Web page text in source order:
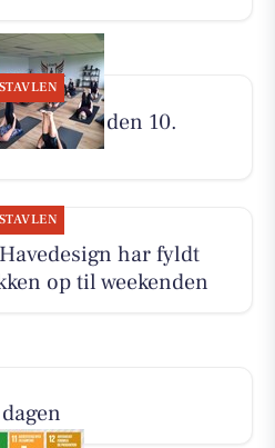
den 10.
har fyldt
op til weekenden